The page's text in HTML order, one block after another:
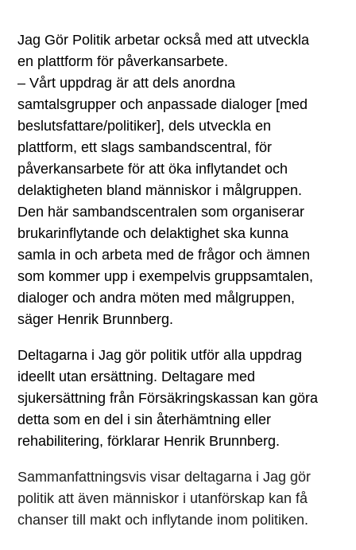
Jag Gör Politik arbetar också med att utveckla
en plattform för påverkansarbete.
– Vårt uppdrag är att dels anordna
samtalsgrupper och anpassade dialoger [med
beslutsfattare/politiker], dels utveckla en
plattform, ett slags sambandscentral, för
påverkansarbete för att öka inflytandet och
delaktigheten bland människor i målgruppen.
Den här sambandscentralen som organiserar
brukarinflytande och delaktighet ska kunna
samla in och arbeta med de frågor och ämnen
som kommer upp i exempelvis gruppsamtalen,
dialoger och andra möten med målgruppen,
säger Henrik Brunnberg.
Deltagarna i Jag gör politik utför alla uppdrag
ideellt utan ersättning. Deltagare med
sjukersättning från Försäkringskassan kan göra
detta som en del i sin återhämtning eller
rehabilitering, förklarar Henrik Brunnberg.
Sammanfattningsvis visar deltagarna i Jag gör
politik att även människor i utanförskap kan få
chanser till makt och inflytande inom politiken.